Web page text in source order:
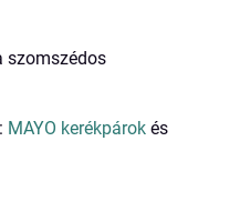
szomszédos
MAYO kerékpárok és